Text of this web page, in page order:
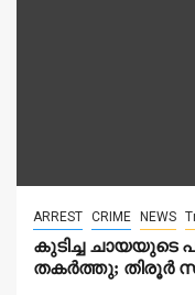
ARREST CRIME NEWS
കുടിച്ച ചായയുടെ
തകർത്തു; തിരൂർ